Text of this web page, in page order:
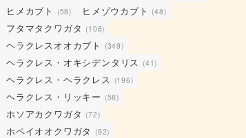
ヒメカブト (58) ヒメゾウカブト (48)
フタマタクワガタ (108)
ヘラクレスオオカブト (349)
ヘラクレス・オキシデンタリス (41)
ヘラクレス・ヘラクレス (196)
ヘラクレス・リッキー (58)
ホソアカクワガタ (72)
ホペイオオクワガタ (92)